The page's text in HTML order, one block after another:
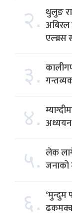
२. थुलुङ
अबिरल
३.
४. अध्ययन
५. लेक
जनाको
६. ‘मुन्दुम